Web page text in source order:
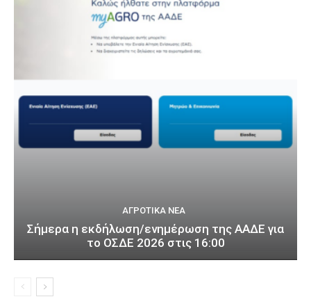
ΑΓΡΟΤΙΚΆ ΝΈΑ
Σήμερα η εκδήλωση/ενημέρωση της ΑΑΔΕ για
το ΟΣΔΕ 2026 στις 16:00